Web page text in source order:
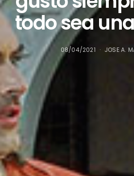
todo sea
08/04/2021 JOSE A.